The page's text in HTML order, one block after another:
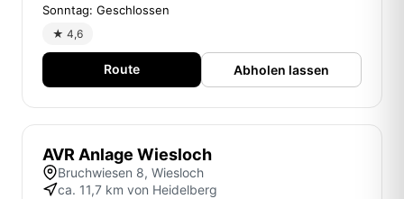
Sonntag: Geschlossen
★ 4,6
Route Abholen lassen
AVR Anlage Wiesloch
Bruchwiesen 8, Wiesloch
ca. 11,7 km von Heidelberg